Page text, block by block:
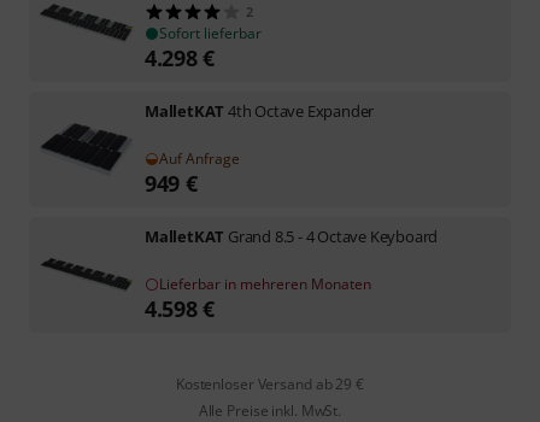
2
Sofort lieferbar
4.298€
MalletKAT 4th Octave Expander
Auf Anfrage
949 €
MalletKAT Grand 8.5 - 4 Octave Keyboard
Lieferbar in mehreren Monaten
4.598€
Kostenloser Versand ab 29 €
Alle Preise inkl. MwSt.